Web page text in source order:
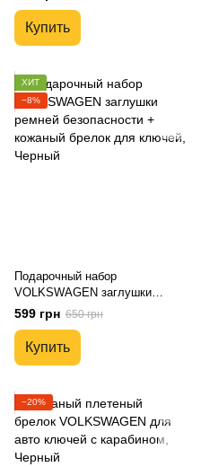
Купить
ХИТ
−8%
Подарочный набор
VOLKSWAGEN заглушки
ремней безопасности +
кожаный брелок для ключей
599 грн 650 грн
Купить
−20%